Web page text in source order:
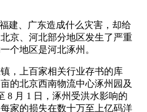
建、广东造成什么灾害，却给
京、河北部分地区发生了严重
个地区是河北涿州。
，上百家相关行业存书的库
的北京西南物流中心涿州园及
8 月 1 日，涿州受洪水影响的
家的损失在数十万至上亿码洋